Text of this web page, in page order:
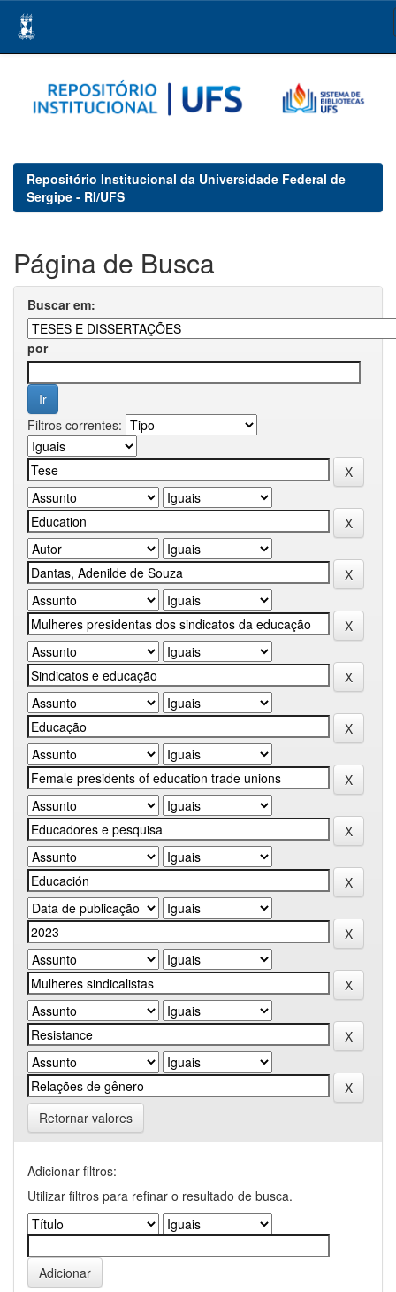
navigation
Repositório Institucional da Universidade Federal de
Sergipe - RI/UFS
Página de Busca
Buscar em:
por
Filtros correntes:
Retornar valores
Adicionar filtros:
Utilizar filtros para refinar o resultado de busca.